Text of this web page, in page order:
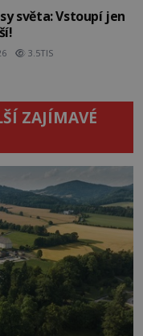
Vstoupí jen
3.5TIS
ZAJÍMAVÉ